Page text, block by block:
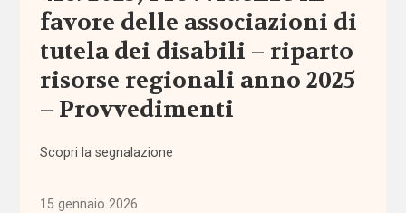
alunni
stranieri
Alzheimer
territoriale
favore delle associazioni di
tutela dei disabili – riparto
risorse regionali anno 2025
– Provvedimenti
Scopri la segnalazione
15 gennaio 2026